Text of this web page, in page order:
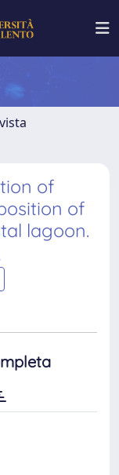
of
of
lagoon.